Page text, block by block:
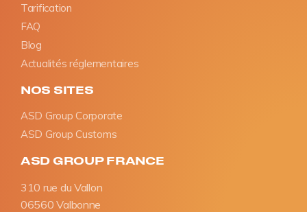
Tarification
FAQ
Blog
Actualités réglementaires
NOS SITES
ASD Group Corporate
ASD Group Customs
ASD GROUP FRANCE
310 rue du Vallon
06560 Valbonne